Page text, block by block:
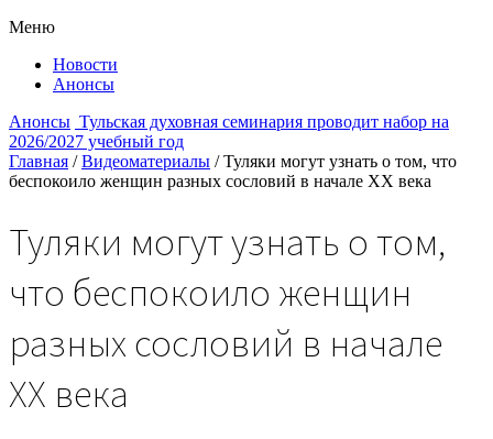
Меню
Новости
Анонсы
Анонсы Тульская духовная семинария проводит набор на
2026/2027 учебный год
Главная / Видеоматериалы / Туляки могут узнать о том, что
беспокоило женщин разных сословий в начале XX века
Туляки могут узнать о том,
что беспокоило женщин
разных сословий в начале
XX века